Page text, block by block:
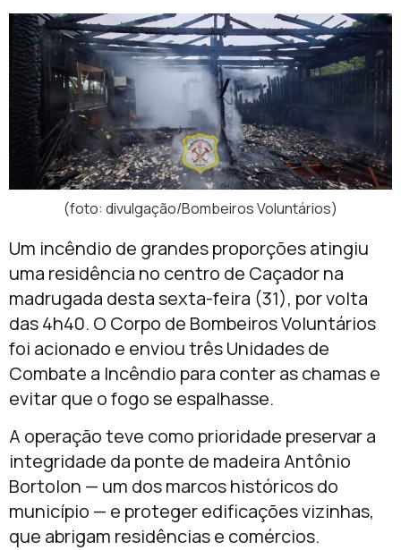
(foto: divulgação/Bombeiros Voluntários)
Um incêndio de grandes proporções atingiu
uma residência no centro de Caçador na
madrugada desta sexta-feira (31), por volta
das 4h40. O Corpo de Bombeiros Voluntários
foi acionado e enviou três Unidades de
Combate a Incêndio para conter as chamas e
evitar que o fogo se espalhasse.
A operação teve como prioridade preservar a
integridade da ponte de madeira Antônio
Bortolon — um dos marcos históricos do
município — e proteger edificações vizinhas,
que abrigam residências e comércios.